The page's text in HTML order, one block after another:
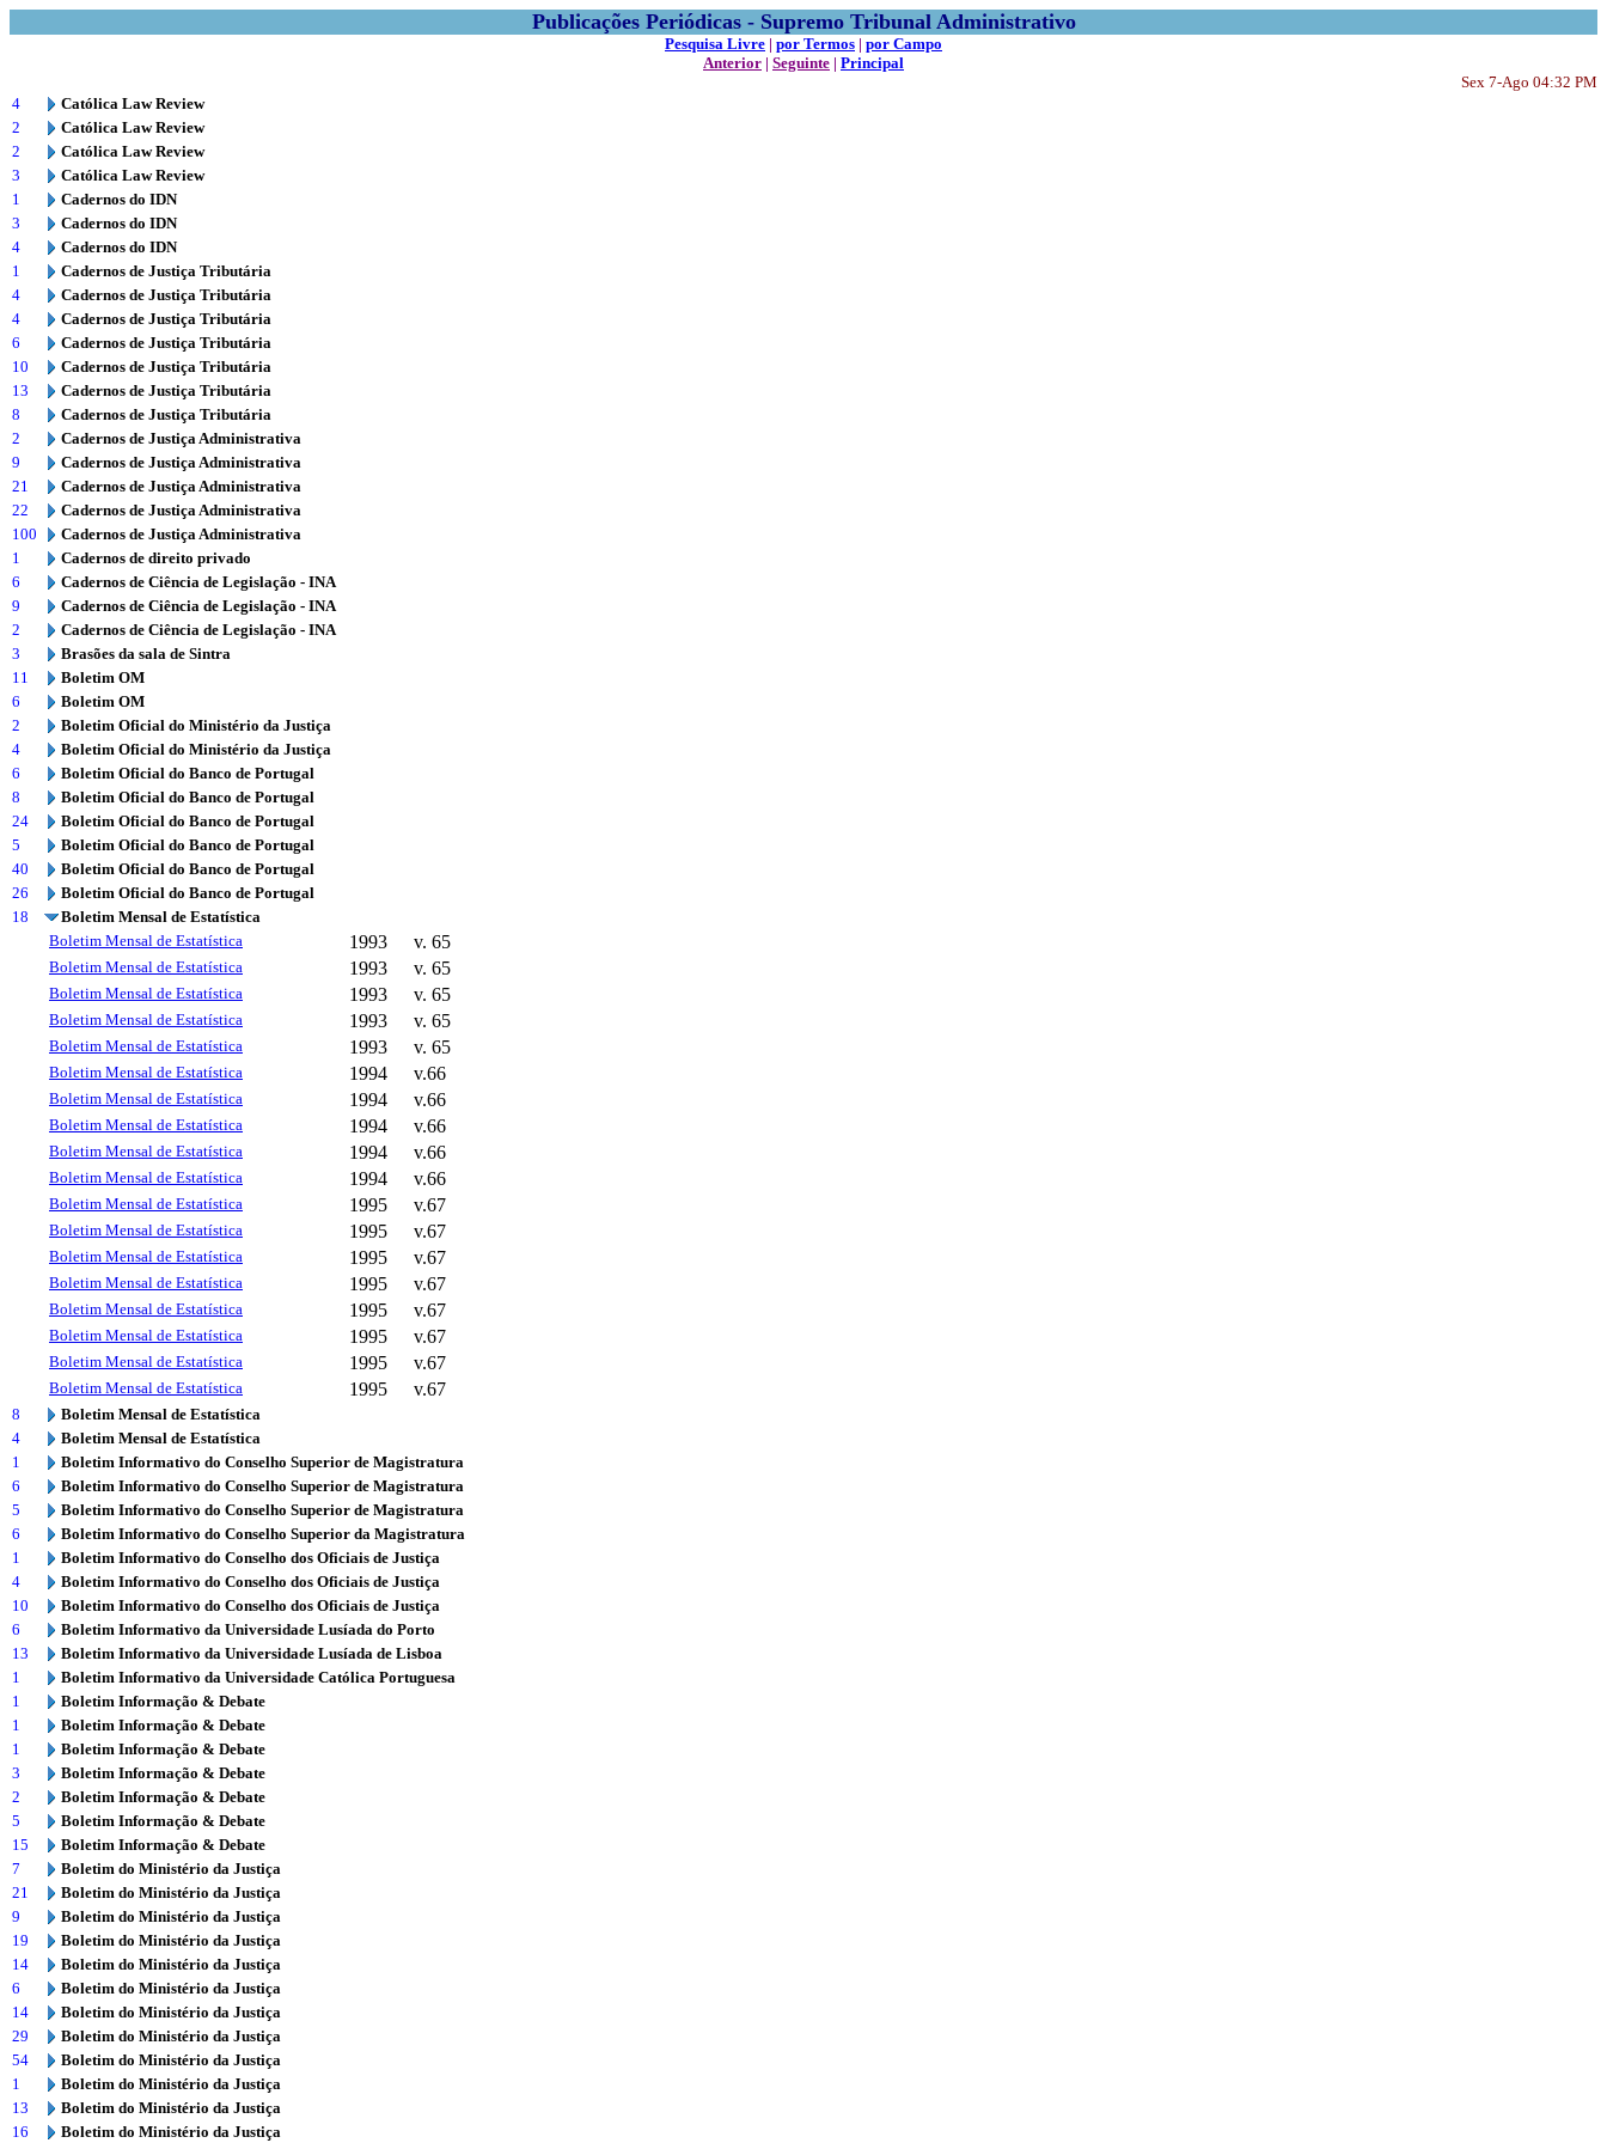
Publicações Periódicas - Supremo Tribunal Administrativo
Pesquisa Livre | por Termos | por Campo
Anterior | Seguinte | Principal
Sex 7-Ago 04:32 PM
4
Católica Law Review
2
Católica Law Review
2
Católica Law Review
3
Católica Law Review
1
Cadernos do IDN
3
Cadernos do IDN
4
Cadernos do IDN
1
Cadernos de Justiça Tributária
4
Cadernos de Justiça Tributária
4
Cadernos de Justiça Tributária
6
Cadernos de Justiça Tributária
10
Cadernos de Justiça Tributária
13
Cadernos de Justiça Tributária
8
Cadernos de Justiça Tributária
2
Cadernos de Justiça Administrativa
9
Cadernos de Justiça Administrativa
21
Cadernos de Justiça Administrativa
22
Cadernos de Justiça Administrativa
100
Cadernos de Justiça Administrativa
1
Cadernos de direito privado
6
Cadernos de Ciência de Legislação - INA
9
Cadernos de Ciência de Legislação - INA
2
Cadernos de Ciência de Legislação - INA
3
Brasões da sala de Sintra
11
Boletim OM
6
Boletim OM
2
Boletim Oficial do Ministério da Justiça
4
Boletim Oficial do Ministério da Justiça
6
Boletim Oficial do Banco de Portugal
8
Boletim Oficial do Banco de Portugal
24
Boletim Oficial do Banco de Portugal
5
Boletim Oficial do Banco de Portugal
40
Boletim Oficial do Banco de Portugal
26
Boletim Oficial do Banco de Portugal
18
Boletim Mensal de Estatística
Boletim Mensal de Estatística
1993 v. 65
Boletim Mensal de Estatística 1993 v. 65
Boletim Mensal de Estatística 1993 v. 65
Boletim Mensal de Estatística 1993 v. 65
Boletim Mensal de Estatística 1993 v. 65
Boletim Mensal de Estatística 1994 v.66
Boletim Mensal de Estatística 1994 v.66
Boletim Mensal de Estatística 1994 v.66
Boletim Mensal de Estatística 1994 v.66
Boletim Mensal de Estatística 1994 v.66
Boletim Mensal de Estatística 1995 v.67
Boletim Mensal de Estatística 1995 v.67
Boletim Mensal de Estatística 1995 v.67
Boletim Mensal de Estatística 1995 v.67
Boletim Mensal de Estatística 1995 v.67
Boletim Mensal de Estatística 1995 v.67
Boletim Mensal de Estatística 1995 v.67
Boletim Mensal de Estatística 1995 v.67
8
Boletim Mensal de Estatística
4
Boletim Mensal de Estatística
1
Boletim Informativo do Conselho Superior de Magistratura
6
Boletim Informativo do Conselho Superior de Magistratura
5
Boletim Informativo do Conselho Superior de Magistratura
6
Boletim Informativo do Conselho Superior da Magistratura
1
Boletim Informativo do Conselho dos Oficiais de Justiça
4
Boletim Informativo do Conselho dos Oficiais de Justiça
10
Boletim Informativo do Conselho dos Oficiais de Justiça
6
Boletim Informativo da Universidade Lusíada do Porto
13
Boletim Informativo da Universidade Lusíada de Lisboa
1
Boletim Informativo da Universidade Católica Portuguesa
1
Boletim Informação & Debate
1
Boletim Informação & Debate
1
Boletim Informação & Debate
3
Boletim Informação & Debate
2
Boletim Informação & Debate
5
Boletim Informação & Debate
15
Boletim Informação & Debate
7
Boletim do Ministério da Justiça
21
Boletim do Ministério da Justiça
9
Boletim do Ministério da Justiça
19
Boletim do Ministério da Justiça
14
Boletim do Ministério da Justiça
6
Boletim do Ministério da Justiça
14
Boletim do Ministério da Justiça
29
Boletim do Ministério da Justiça
54
Boletim do Ministério da Justiça
1
Boletim do Ministério da Justiça
13
Boletim do Ministério da Justiça
16
Boletim do Ministério da Justiça